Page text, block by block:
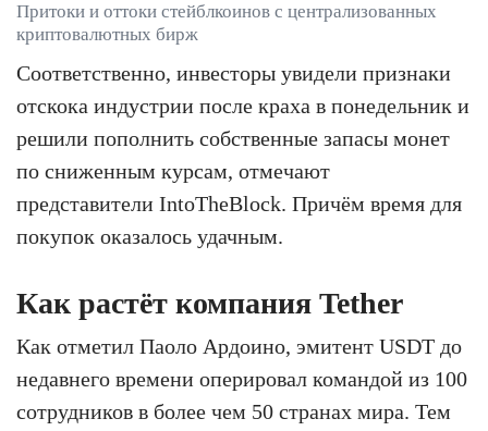
Притоки и оттоки стейблкоинов с централизованных
криптовалютных бирж
Соответственно, инвесторы увидели признаки
отскока индустрии после краха в понедельник и
решили пополнить собственные запасы монет
по сниженным курсам, отмечают
представители IntoTheBlock. Причём время для
покупок оказалось удачным.
Как растёт компания Tether
Как отметил Паоло Ардоино, эмитент USDT до
недавнего времени оперировал командой из 100
сотрудников в более чем 50 странах мира. Тем